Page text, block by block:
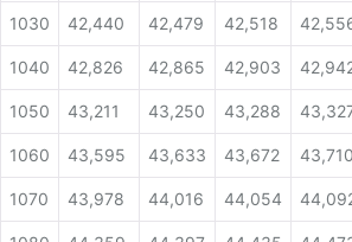
1030 42,440 42,479 42,518
1040 42,826 42,865 42,903
1050 43,211 43,250 43,288
1060 43,595 43,633 43,672 43,710
1070 43,978 44,016 44,054